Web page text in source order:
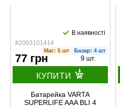
#2003101414
В наявності
Маг: 5 шт Базар: 4 шт
77 грн 9 шт.
КУПИТИ
Батарейка VARTA
SUPERLIFE AAA BLI 4